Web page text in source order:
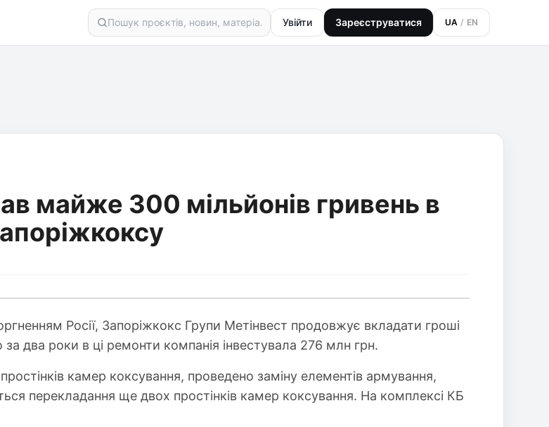
Увійти Зареєструватися UA / EN
майже 300 мільйонів гривень в
Росії, Запоріжкокс Групи Метінвест продовжує вкладати гроші
два роки в ці ремонти компанія інвестувала 276 млн грн.
камер коксування, проведено заміну елементів армування,
перекладання ще двох простінків камер коксування. На комплексі КБ